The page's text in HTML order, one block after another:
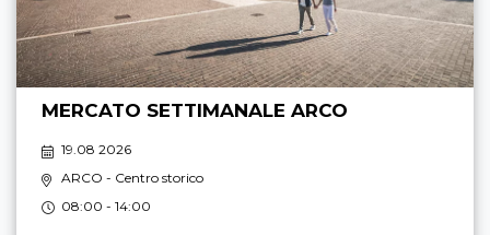
MERCATO SETTIMANALE ARCO
19.08 2026
ARCO - Centro storico
08:00 - 14:00